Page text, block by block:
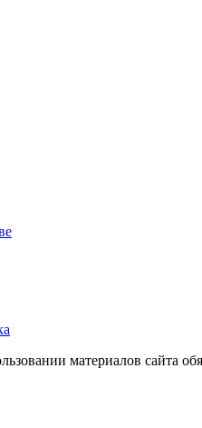
материалов сайта